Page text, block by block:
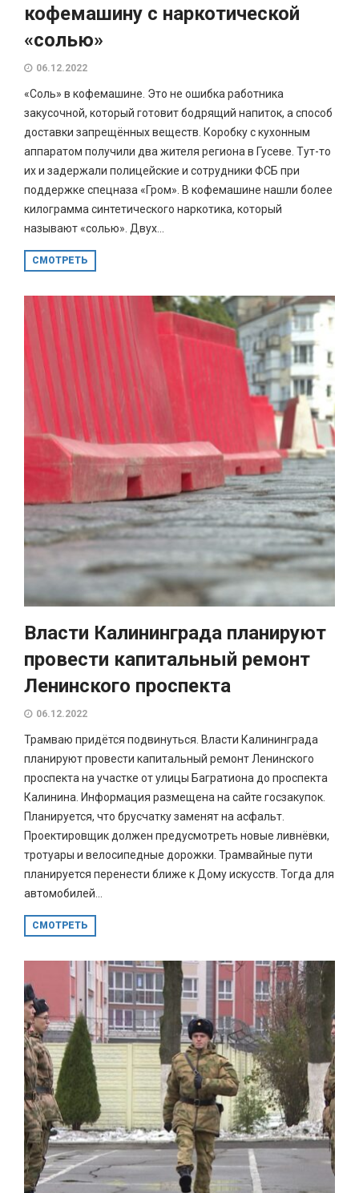
кофемашину с наркотической
«солью»
06.12.2022
«Соль» в кофемашине. Это не ошибка работника
закусочной, который готовит бодрящий напиток, а способ
доставки запрещённых веществ. Коробку с кухонным
аппаратом получили два жителя региона в Гусеве. Тут-то
их и задержали полицейские и сотрудники ФСБ при
поддержке спецназа «Гром». В кофемашине нашли более
килограмма синтетического наркотика, который
называют «солью». Двух...
СМОТРЕТЬ
Власти Калининграда планируют
провести капитальный ремонт
Ленинского проспекта
06.12.2022
Трамваю придётся подвинуться. Власти Калининграда
планируют провести капитальный ремонт Ленинского
проспекта на участке от улицы Багратиона до проспекта
Калинина. Информация размещена на сайте госзакупок.
Планируется, что брусчатку заменят на асфальт.
Проектировщик должен предусмотреть новые ливнёвки,
тротуары и велосипедные дорожки. Трамвайные пути
планируется перенести ближе к Дому искусств. Тогда для
автомобилей...
СМОТРЕТЬ